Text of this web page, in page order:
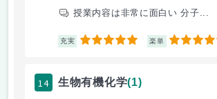
授業内容は非常に面白い 分子...
充実 5 楽単 5
14 生物有機化学(1)